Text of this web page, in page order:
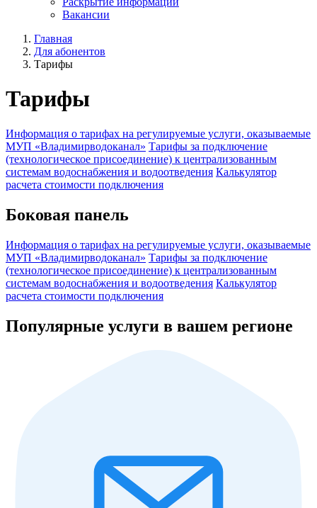
Вакансии
Главная
Для абонентов
Тарифы
Тарифы
Информация о тарифах на регулируемые услуги, оказываемые
МУП «Владимирводоканал» Тарифы за подключение
(технологическое присоединение) к централизованным
системам водоснабжения и водоотведения Калькулятор
расчета стоимости подключения
Боковая панель
Информация о тарифах на регулируемые услуги, оказываемые
МУП «Владимирводоканал» Тарифы за подключение
(технологическое присоединение) к централизованным
системам водоснабжения и водоотведения Калькулятор
расчета стоимости подключения
Популярные услуги в вашем регионе